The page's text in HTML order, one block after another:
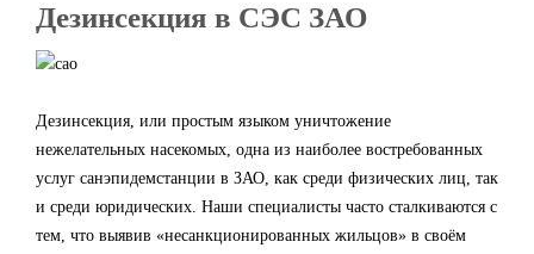
Дезинсекция в СЭС ЗАО
Дезинсекция, или простым языком уничтожение
нежелательных насекомых, одна из наиболее востребованных
услуг санэпидемстанции в ЗАО, как среди физических лиц, так
и среди юридических. Наши специалисты часто сталкиваются с
тем, что выявив «несанкционированных жильцов» в своём